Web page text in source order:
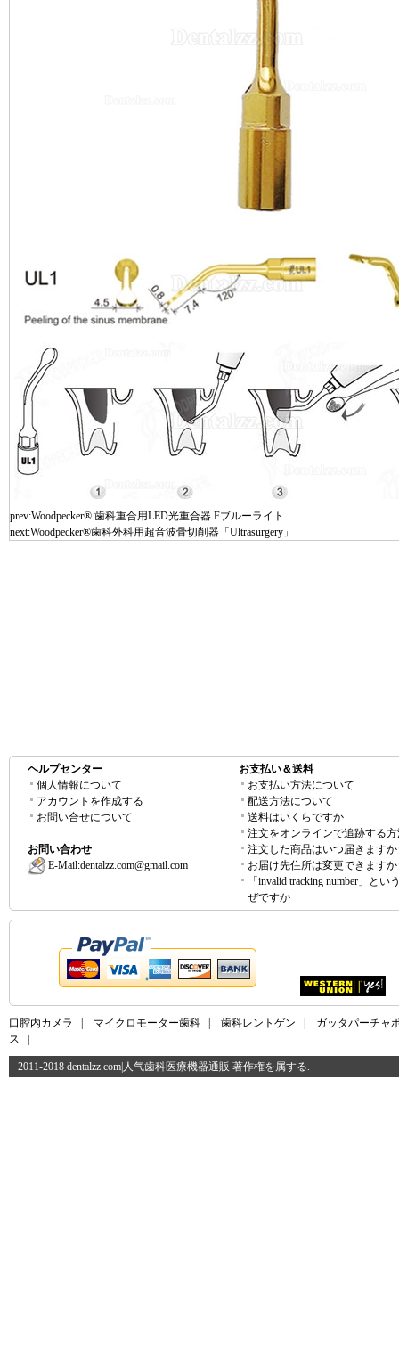
prev:Woodpecker® 歯科重合用LED光重合器 Fブルーライト
next:Woodpecker®歯科外科用超音波骨切削器「Ultrasurgery」
ヘルプセンター
個人情報について
アカウントを作成する
お問い合せについて
お問い合わせ
E-Mail:dentalzz.com@gmail.com
お支払い＆送料
お支払い方法について
配送方法について
送料はいくらですか
注文をオンラインで追跡する
注文した商品はいつ届きますか
お届け先住所は変更できますか
「invalid tracking number」とい
ぜですか
口腔内カメラ マイクロモーター歯科 歯科レントゲン
ガッタパーチャ
ス
2011-2018 dentalzz.com|人气歯科医療機器通販 著作権を属する.